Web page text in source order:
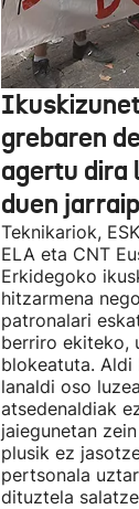
grebaren
agertu dira
duen
Teknikariok,
ELA eta CNT
Erkidegoko
hitzarmena
patronalari
berriro ekiteko,
blokeatuta.
lanaldi oso
atsedenaldiak
jaiegunetan
plusik ez
pertsonala
dituztela